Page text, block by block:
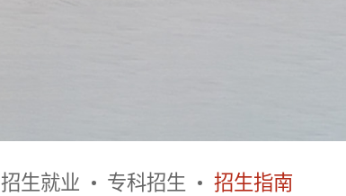
招生就业 专科招生 招生指南